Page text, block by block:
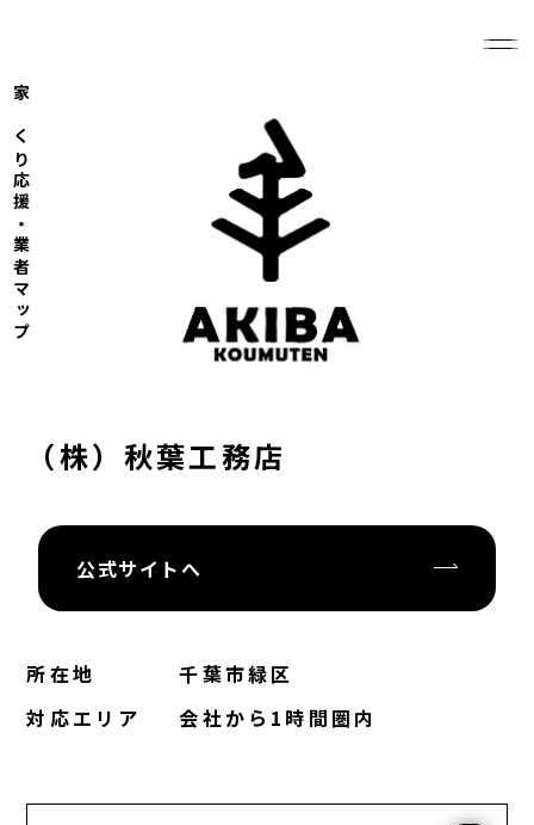
家づくり応援・業者マップ
（株）秋葉工務店
公式サイトへ
所在地
千葉市緑区
対応エリア
会社から1時間圏内